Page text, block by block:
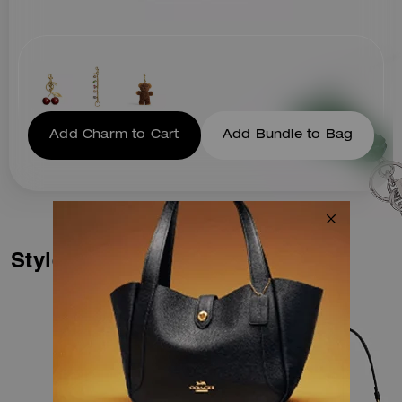
Add Charm to Cart Add Bundle to Bag
Styles similaires